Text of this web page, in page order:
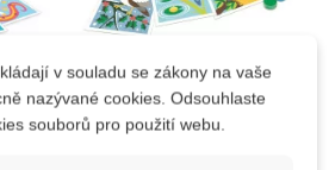
Na dotaz
Sentosphere
v souladu se zákony na vaše
nazývané cookies. Odsouhlaste
souborů pro použití webu.